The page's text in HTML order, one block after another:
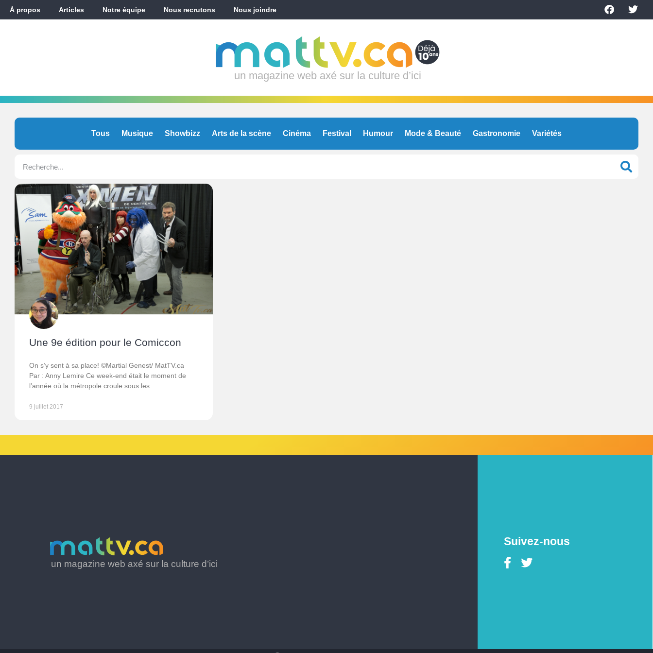
À propos Articles Notre équipe Nous recrutons Nous joindre
un magazine web axé sur la culture d’ici
Tous Musique Showbizz Arts de la scène Cinéma Festival Humour Mode & Beauté Gastronomie Variétés
Une 9e édition pour le Comiccon
On s’y sent à sa place! ©Martial Genest/ MatTV.ca
Par : Anny Lemire Ce week-end était le moment de
l’année où la métropole croule sous les
9 juillet 2017
un magazine web axé sur la culture d’ici
Suivez-nous